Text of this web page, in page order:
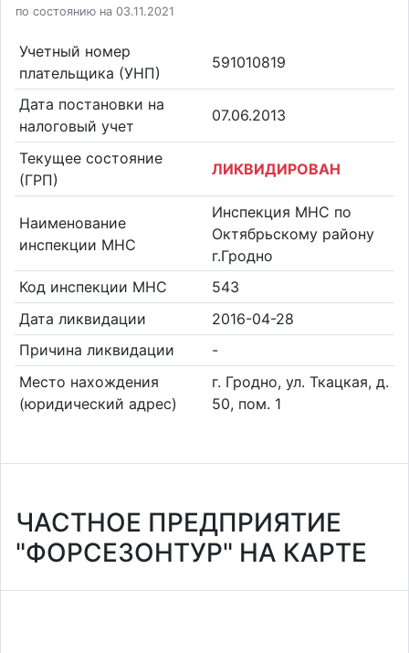
по состоянию на 03.11.2021
Учетный номер
плательщика (УНП)
591010819
Дата постановки на
налоговый учет
07.06.2013
Текущее состояние
(ГРП)
ЛИКВИДИРОВАН
Наименование
инспекции МНС
Инспекция МНС по
Октябрьскому району
г.Гродно
Код инспекции МНС
543
Дата ликвидации
2016-04-28
Причина ликвидации
-
Место нахождения
(юридический адрес)
г. Гродно, ул. Ткацкая, д.
50, пом. 1
ЧАСТНОЕ ПРЕДПРИЯТИЕ
"ФОРСЕЗОНТУР" НА КАРТЕ